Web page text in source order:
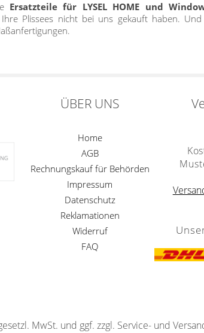
Ersatzteile für LYSEL HOME und
Ihre Plissees nicht bei uns gekauft haben.
ÜBER UNS
Home
AGB
Rechnungskauf für Behörden
Impressum
Datenschutz
Reklamationen
Widerruf
FAQ
MwSt. und ggf. zzgl. Service- und